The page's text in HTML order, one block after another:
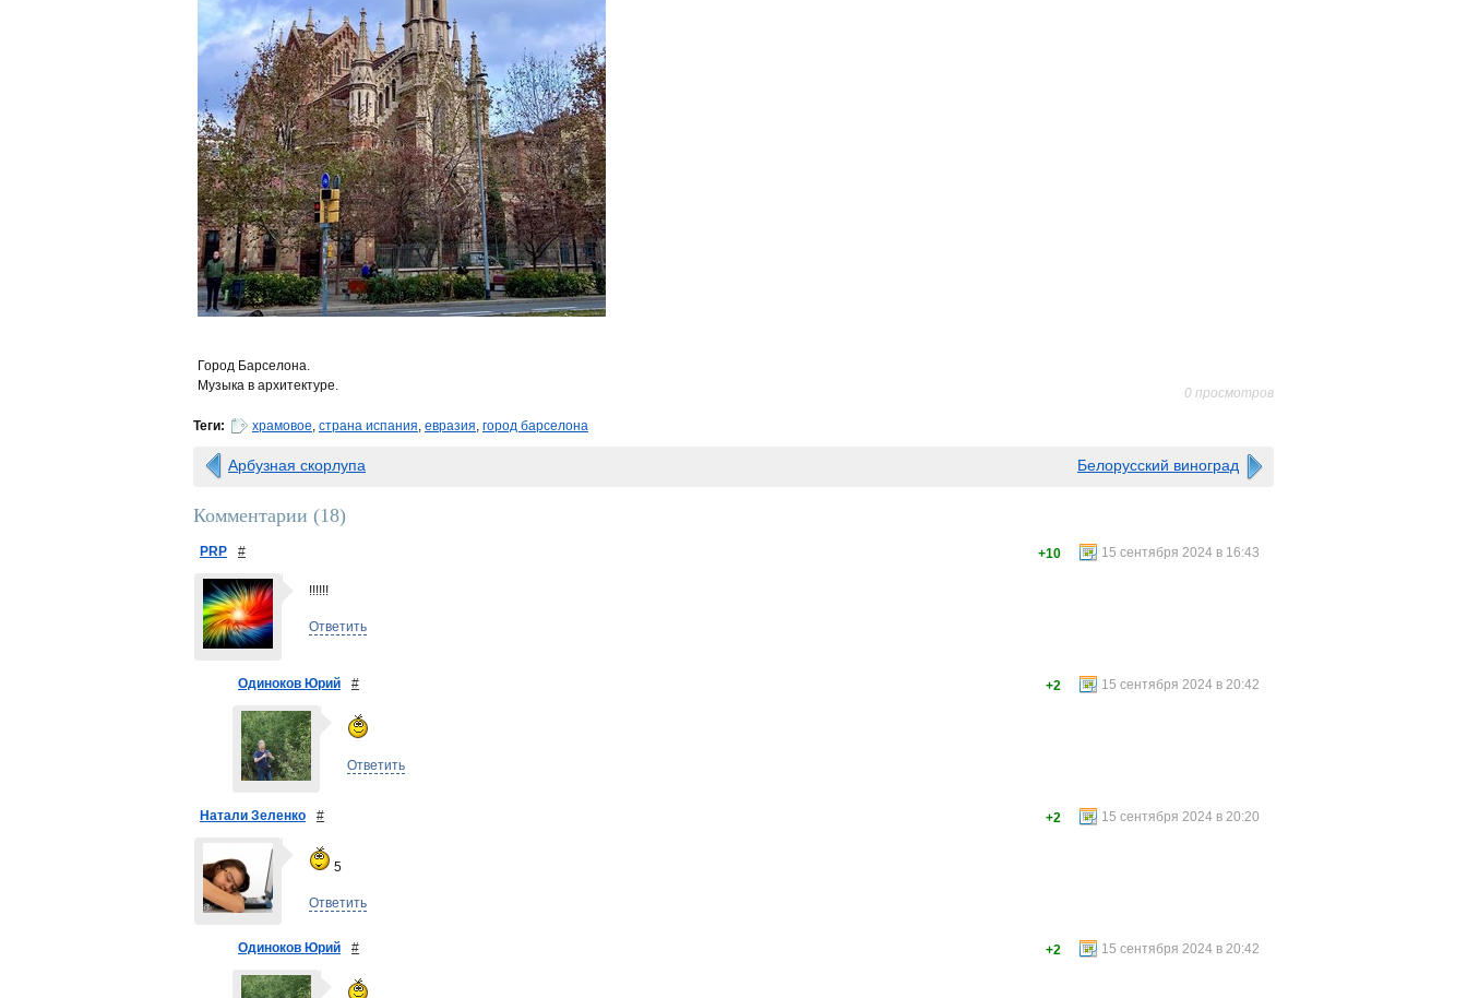
Город Барселона.
Музыка в архитектуре.
0 просмотров
Теги: храмовое, страна испания, евразия, город барселона
Арбузная скорлупа Белорусский виноград
Комментарии (18)
PRP # 15 сентября 2024 в 16:43
+10
!!!!!!
Ответить
Одиноков Юрий # 15 сентября 2024 в 20:42
+2
Ответить
Натали Зеленко # 15 сентября 2024 в 20:20
+2
5
Ответить
Одиноков Юрий # 15 сентября 2024 в 20:42
+2